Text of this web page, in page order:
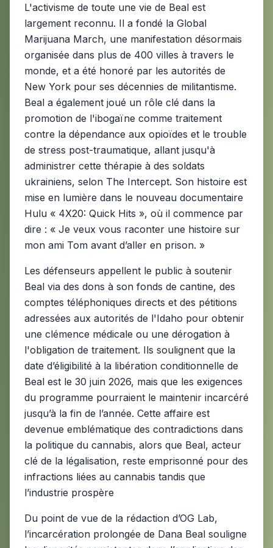
L'activisme de toute une vie de Beal est
largement reconnu. Il a fondé la Global
Marijuana March, une manifestation désormais
organisée dans plus de 400 villes à travers le
monde, et a été honoré par les autorités de
New York pour ses décennies de militantisme.
Beal a également joué un rôle clé dans la
promotion de l'ibogaïne comme traitement
contre la dépendance aux opioïdes et le trouble
de stress post-traumatique, allant jusqu'à
administrer cette thérapie à des soldats
ukrainiens, selon The Intercept. Son histoire est
mise en lumière dans le nouveau documentaire
Hulu « 4X20: Quick Hits », où il commence par
dire : « Je veux vous raconter une histoire sur
mon ami Tom avant d’aller en prison. »
Les défenseurs appellent le public à soutenir
Beal via des dons à son fonds de cantine, des
comptes téléphoniques directs et des pétitions
adressées aux autorités de l'Idaho pour obtenir
une clémence médicale ou une dérogation à
l'obligation de traitement. Ils soulignent que la
date d’éligibilité à la libération conditionnelle de
Beal est le 30 juin 2026, mais que les exigences
du programme pourraient le maintenir incarcéré
jusqu’à la fin de l’année. Cette affaire est
devenue emblématique des contradictions dans
la politique du cannabis, alors que Beal, acteur
clé de la légalisation, reste emprisonné pour des
infractions liées au cannabis tandis que
l’industrie prospère
Du point de vue de la rédaction d’OG Lab,
l’incarcération prolongée de Dana Beal souligne